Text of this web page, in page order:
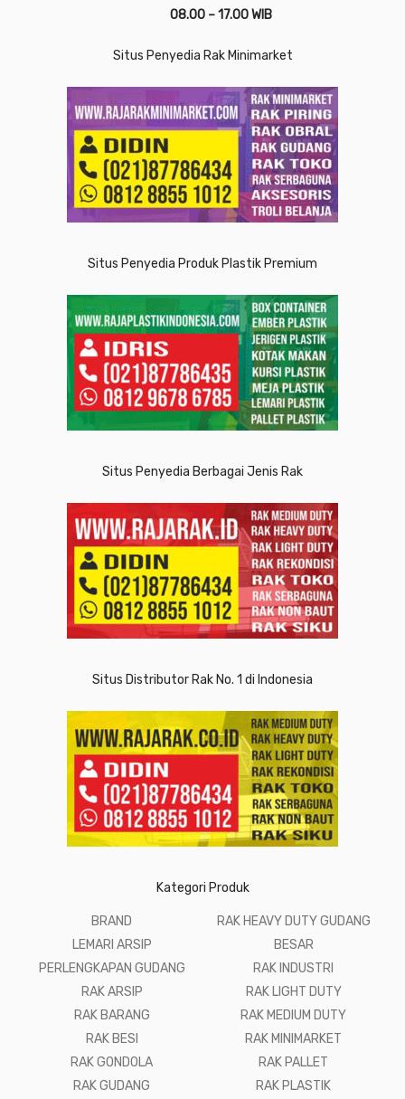
08.00 – 17.00 WIB
Situs Penyedia Rak Minimarket
Situs Penyedia Produk Plastik Premium
Situs Penyedia Berbagai Jenis Rak
Situs Distributor Rak No. 1 di Indonesia
Kategori Produk
BRAND
LEMARI ARSIP
PERLENGKAPAN GUDANG
RAK ARSIP
RAK BARANG
RAK BESI
RAK GONDOLA
RAK GUDANG
RAK HEAVY DUTY GUDANG
BESAR
RAK INDUSTRI
RAK LIGHT DUTY
RAK MEDIUM DUTY
RAK MINIMARKET
RAK PALLET
RAK PLASTIK